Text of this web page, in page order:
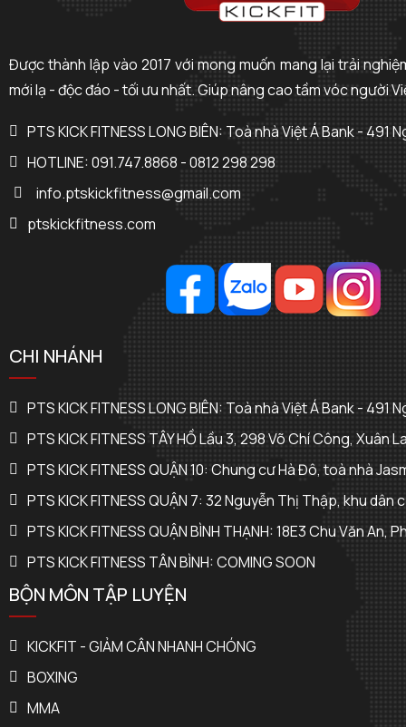
Được thành lập vào 2017 với mong muốn mang lại trải
mới lạ - độc đáo - tối ưu nhất. Giúp nâng cao tầm vóc người
PTS KICK FITNESS LONG BIÊN: Toà nhà Việt Á Bank - 491
HOTLINE: 091.747.8868 - 0812 298 298
info.ptskickfitness@gmail.com
ptskickfitness.com
CHI NHÁNH
PTS KICK FITNESS LONG BIÊN: Toà nhà Việt Á Bank - 491
PTS KICK FITNESS TÂY HỒ Lầu 3, 298 Võ Chí Công, Xuân
PTS KICK FITNESS QUẬN 10: Chung cư Hà Đô, toà nhà
PTS KICK FITNESS QUẬN 7: 32 Nguyễn Thị Thập, khu dân
PTS KICK FITNESS QUẬN BÌNH THẠNH: 18E3 Chu Văn An,
PTS KICK FITNESS TÂN BÌNH: COMING SOON
BỘN MÔN TẬP LUYỆN
KICKFIT - GIẢM CÂN NHANH CHÓNG
BOXING
MMA